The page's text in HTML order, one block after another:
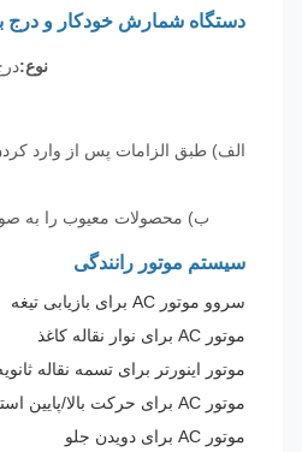
دستگاه شمارش خودکار و درج
درج
الف) طبق الزامات پس از وارد کردن
ب) محصولات معیوب را به صورت
سیستم موتور رانندگی
سروو موتور AC برای بازیابی تیغه
موتور AC برای نوار نقاله کاغذ
موتور اینورتر برای تسمه نقاله ثانویه
موتور AC برای حرکت بالا/پایین استکر
موتور AC برای دویدن جلو